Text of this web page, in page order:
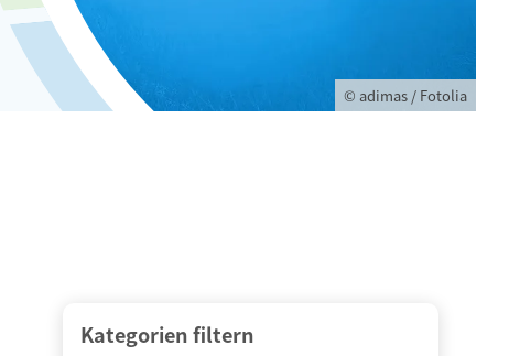
© adimas / Fotolia
Kategorien filtern